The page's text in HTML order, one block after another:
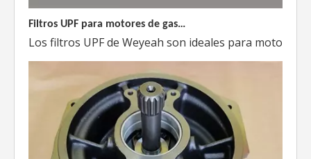
Los filtros UPF de Weyeah son ideales para motores